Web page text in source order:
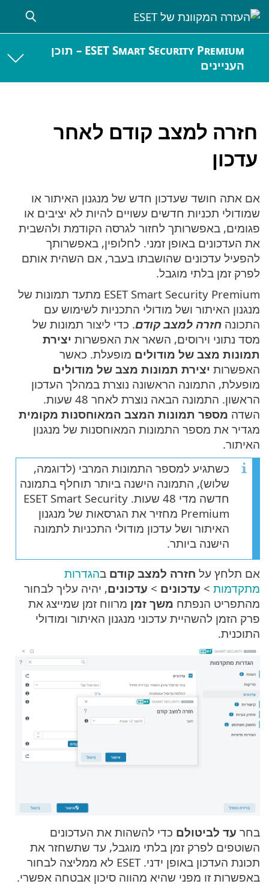
ESET Smart Security Premium – תוכן
העניינים
חזרה למצב קודם לאחר
עדכון
אם אתה חושד שעדכון חדש של מנגנון האיתור או
שמודולי תכניות חדשים עשויים להיות לא יציבים או
פגומים, באפשרותך לחזור לגרסה הקודמת ולהשבית
את העדכונים באופן זמני. לחלופין, באפשרותך
להפעיל עדכונים שהושבתו בעבר, אם השהית אותם
לפרק זמן בלתי מוגבל.
ESET Smart Security Premium מתעד תמונות של
מנגנון האיתור ושל מודולי התכניות לשימוש עם
התכונה חזרה למצב קודם. כדי ליצור תמונות של
מסד נתוני וירוסים, השאר את האפשרות יצירת
תמונות מצב של מודולים מופעלת. כאשר
האפשרות יצירת תמונות מצב של מודולים
מופעלת, התמונה הראשונה נוצרת במהלך העדכון
הראשון. התמונה הבאה נוצרת לאחר 48 שעות.
השדה מספר תמונות המצב המאוחסנות מקומית
מגדיר את מספר התמונות המאוחסנות של מנגנון
האיתור.
כשתגיע למספר התמונות המרבי (לדוגמה,
שלוש), התמונה הישנה ביותר תוחלף בתמונה
חדשה מדי 48 שעות. ESET Smart Security
Premium מחזיר את הגרסאות של מנגנון
האיתור ושל עדכון מודולי התכניות לתמונה
הישנה ביותר.
אם תלחץ על חזרה למצב קודם בהגדרות
מתקדמות > עדכונים > עדכונים, יהיה עליך לבחור
מהתפריט הנפתח משך זמן מרווח זמן שמייצג את
פרק הזמן להשהיית עדכוני מנגנון האיתור ומודולי
התוכנית.
בחר עד לביטולם כדי להשהות את העדכונים
השוטפים לפרק זמן בלתי מוגבל, עד שתשחזר את
תכונת העדכון באופן ידני. ESET לא ממליצה לבחור
באפשרות זו מפני שהיא מהווה סיכון אבטחה אפשרי.